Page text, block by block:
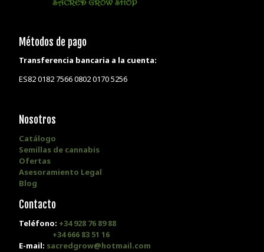
Métodos de pago
Transferencia bancaria a la cuenta:
ES82 0182 7566 0802 0170 5256
Nosotros
Catálogo
Semillas de cannabis
Ofertas
Asesoramiento Legal
Blog
Contacto
Teléfono: +34 928 76 89 88
+34 666 83 51 16
E-mail: sacredgrow@hotmail.com